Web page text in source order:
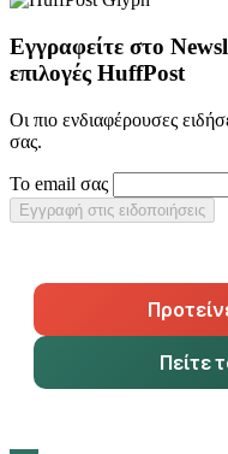
Εγγραφείτε στο
επιλογές HuffPost
Οι πιο ενδιαφέρουσες
σας.
Το email σας
Εγγραφή στις ειδοποιήσεις
Πείτε